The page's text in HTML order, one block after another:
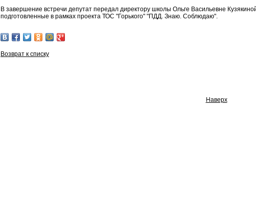
В завершение встречи депутат передал директору школы Ольге Васильевне
подготовленные в рамках проекта ТОС "Горького" "ПДД. Знаю. Соблюдаю".
Возврат к списку
Наверх